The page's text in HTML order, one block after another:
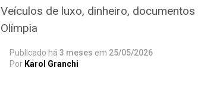
Veículos de luxo, dinheiro,
Olímpia
Publicado há 3 meses em 25/05/2026
Por Karol Granchi